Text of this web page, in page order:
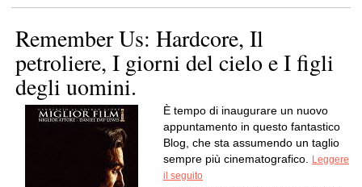
Remember Us: Hardcore, Il
petroliere, I giorni del cielo e I figli
degli uomini.
È tempo di inaugurare un nuovo
appuntamento in questo fantastico
Blog, che sta assumendo un taglio
sempre più cinematografico.
Leggere
il seguito